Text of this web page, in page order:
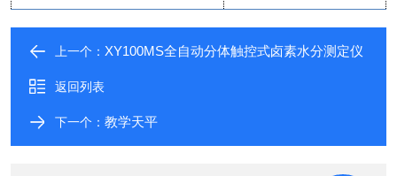
上一个： XY100MS全自动分体触控式卤素水分测定仪
返回列表
下一个： 教学天平